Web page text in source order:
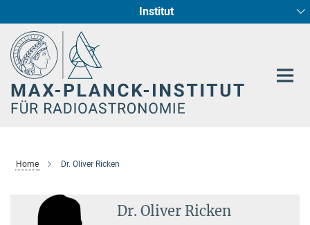
Institut
Radioastronomische Fundamentalphysik
Sternentstehung und Galaxienentwicklung
Home Dr. Oliver Ricken
Dr. Oliver Ricken